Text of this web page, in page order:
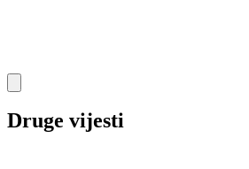
Druge vijesti